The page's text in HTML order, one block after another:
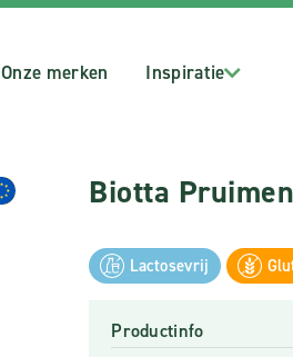
Onze merken Inspiratie
Biotta
Lactosevrij
Productinfo